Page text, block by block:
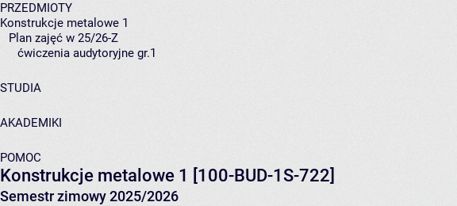
PRZEDMIOTY
Konstrukcje metalowe 1
Plan zajęć w 25/26-Z
ćwiczenia audytoryjne gr.1
STUDIA
AKADEMIKI
POMOC
Konstrukcje metalowe 1 [100-BUD-1S-722]
Semestr zimowy 2025/2026